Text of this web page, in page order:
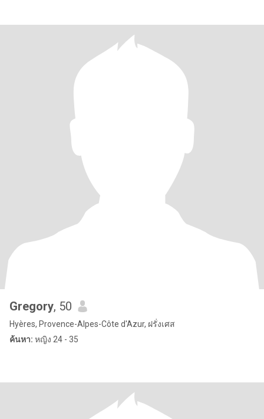
Gregory, 50
Hyères, Provence-Alpes-Côte d'Azur, ฝรั่งเศส
ค้นหา: หญิง 24 - 35